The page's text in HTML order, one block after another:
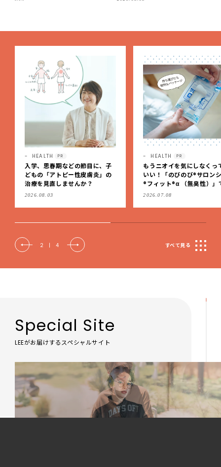
HEALTH PR
入学、思春期などの節目に、子
どもの「アトピー性皮膚炎」の
治療を見直しませんか？
2026.08.03
HEALTH PR
もうニオイを気にしなくっ
いい！「のびのび®サロン
®フィット®α （無臭性）」
肩こりや足腰のダルさを出
2026.07.08
2 | 4 すべて見る
Special Site
LEEがお届けするスペシャルサイト